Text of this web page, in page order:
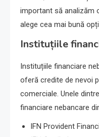
important să analizăm
alege cea mai bună
Instituțiile
Instituțiile financiare
oferă credite de nevoi
comerciale. Unele
financiare nebancare
IFN Provident